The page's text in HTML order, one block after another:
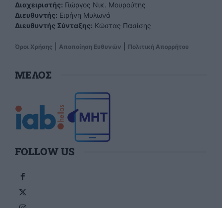
Διαχειριστής: Γιώργος Νικ. Μουρούτης
Διευθυντής: Ειρήνη Μυλωνά
Διευθυντής Σύνταξης: Κώστας Πασίσης
Όροι Χρήσης Αποποίηση Ευθυνών Πολιτική Απορρήτου
ΜΕΛΟΣ
FOLLOW US